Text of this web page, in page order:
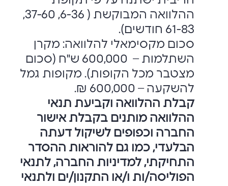
ההלוואה המבוקשת ( 6-36, 37-60,
61-83 חודשים).
סכום מקסימאלי להלוואה: מקרן
השתלמות – 600,000 ש"ח (סכום
מצטבר מכל הקופות). מקופות גמל
להשקעה – 600,000 ₪.
קבלת ההלוואה וקביעת תנאי
ההלוואה מותנים בקבלת אישור
החברה וכפופים לשיקול דעתה
הבלעדי, כמו גם להוראות ההסדר
התחיקתי, למדיניות החברה, לתנאי
הפוליסה/ות ו/או התקנון/ים ולתנאי